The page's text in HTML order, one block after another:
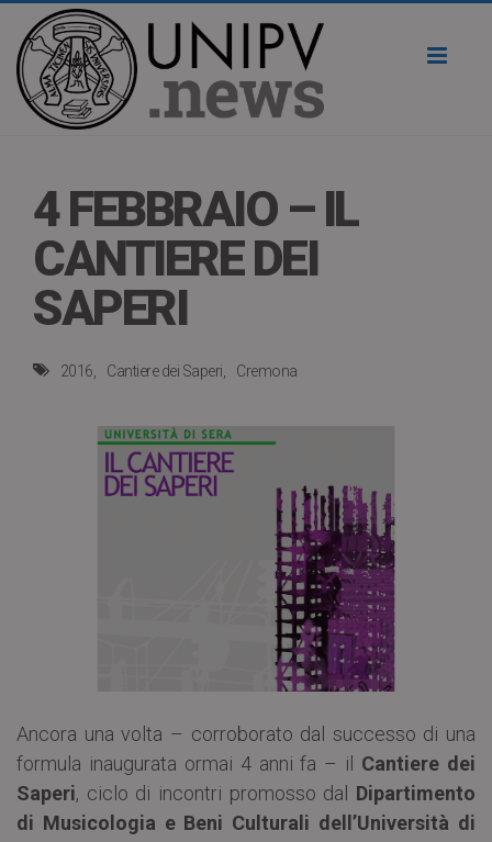
4 FEBBRAIO – IL
CANTIERE DEI
SAPERI
2016 Cantiere dei Saperi Cremona
Ancora una volta – corroborato dal successo di una
formula inaugurata ormai 4 anni fa – il Cantiere dei
Saperi, ciclo di incontri promosso dal Dipartimento
di Musicologia e Beni Culturali dell’Università di